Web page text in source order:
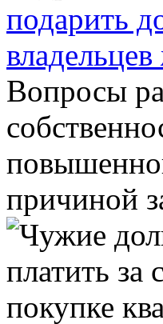
подарить
Вопросы
причиной